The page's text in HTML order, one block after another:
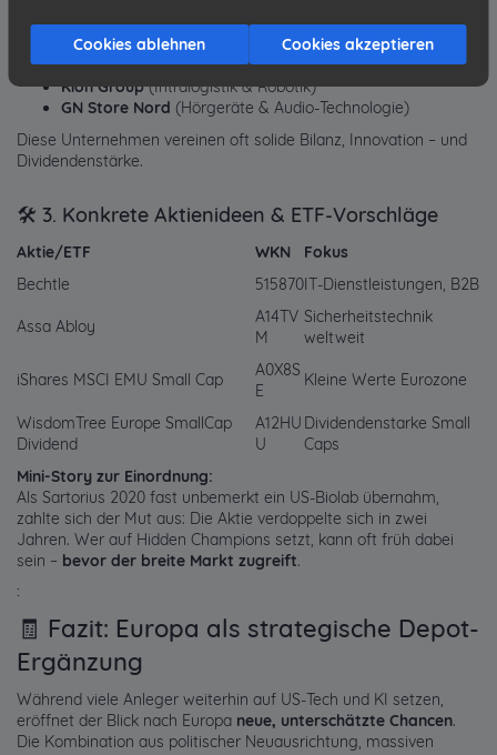
Bechtle(IT-Dienstleistungen für Mittelstand)
Sartorius(Labortechnik & Biopharma)
Assa Abloy(Schließsysteme weltweit führend)
Kion Group(Intralogistik & Robotik)
GN Store Nord (Hörgeräte & Audio-Technologie)
Diese Unternehmen vereinen oft solide Bilanz, Innovation – und
Dividendenstärke.
🛠️ 3. Konkrete Aktienideen & ETF-Vorschläge
Aktie/ETF WKN
Fokus
Bechtle
515870 IT-Dienstleistungen, B2B
Assa Abloy
A14TV
M
Sicherheitstechnik
weltweit
iShares MSCI EMU Small Cap
A0X8S
E
Kleine Werte Eurozone
WisdomTree Europe SmallCap
Dividend
A12HU
U
Dividendenstarke Small
Caps
Mini-Story zur Einordnung:
Als Sartorius 2020 fast unbemerkt ein US-Biolab übernahm,
zahlte sich der Mut aus: Die Aktie verdoppelte sich in zwei
Jahren. Wer auf Hidden Champions setzt, kann oft früh dabei
sein – bevor der breite Markt zugreift.
:
🧾 Fazit: Europa als strategische Depot-
Ergänzung
Während viele Anleger weiterhin auf US-Tech und KI setzen,
eröffnet der Blick nach Europa neue, unterschätzte Chancen.
Die Kombination aus politischer Neuausrichtung, massiven
Cookies ablehnen Cookies akzeptieren